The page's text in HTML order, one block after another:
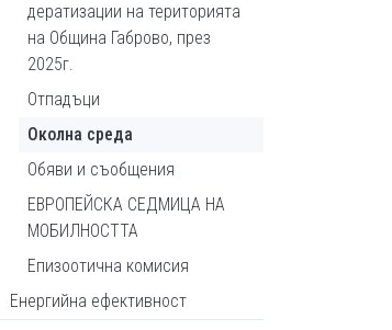
дератизации на територията
на Община Габрово, през
2025г.
Отпадъци
Околна среда
Обяви и съобщения
ЕВРОПЕЙСКА СЕДМИЦА НА
МОБИЛНОСТТА
Епизоотична комисия
Енергийна ефективност